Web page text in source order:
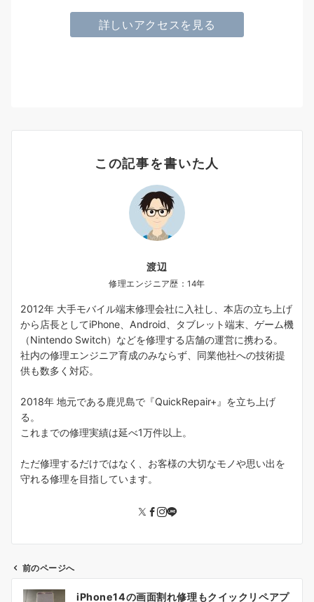
詳しいアクセスを見る
この記事を書いた人
渡辺
修理エンジニア歴：14年
2012年 大手モバイル端末修理会社に入社し、本店の立ち上げ
から店長としてiPhone、Android、タブレット端末、ゲーム機
（Nintendo Switch）などを修理する店舗の運営に携わる。
社内の修理エンジニア育成のみならず、同業他社への技術提
供も数多く対応。
2018年 地元である鹿児島で『QuickRepair+』を立ち上げ
る。
これまでの修理実績は延べ1万件以上。
ただ修理するだけではなく、お客様の大切なモノや思い出を
守れる修理を目指しています。
前のページへ
iPhone14の画面割れ修理もクイックリペアプ